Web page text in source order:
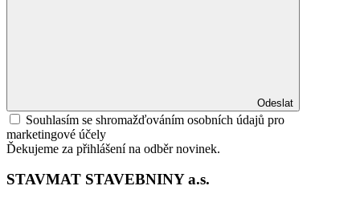
Odeslat
Souhlasím se shromažďováním osobních údajů pro
marketingové účely
Ďekujeme za přihlášení na odběr novinek.
STAVMAT STAVEBNINY a.s.